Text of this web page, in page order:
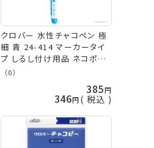
クロバー 水性チャコペン 極
細 青 24-414 マーカータイ
プ しるし付け用品 ネコポス
可 clv 手芸の山久
（0）
385
346 税込